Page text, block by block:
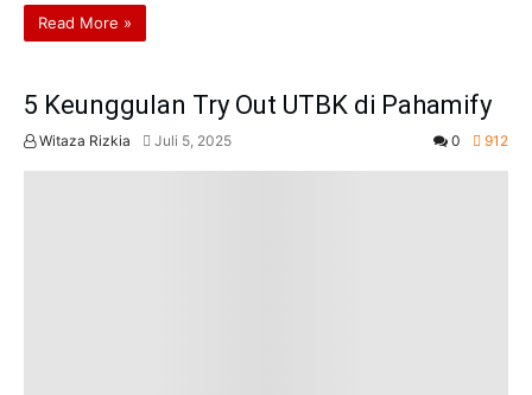
Read More »
5 Keunggulan Try Out UTBK di Pahamify
Witaza Rizkia Juli 5, 2025 0 912